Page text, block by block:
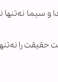
سیما نه‌تنها
حقیقت را